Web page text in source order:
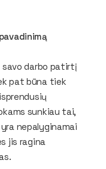
savo darbo patirtį
pat būna tiek
sunkiau tai,
nepalyginamai
jis ragina